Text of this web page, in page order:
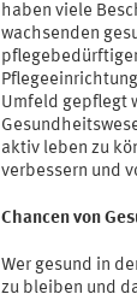
haben viele
wachsenden
Umfeld gepflegt
aktiv leben zu
verbessern und
Chancen von
Wer gesund in
zu bleiben und